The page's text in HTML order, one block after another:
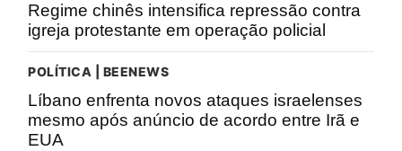
Regime chinês intensifica repressão contra
igreja protestante em operação policial
POLÍTICA | BEENEWS
Líbano enfrenta novos ataques israelenses
mesmo após anúncio de acordo entre Irã e
EUA